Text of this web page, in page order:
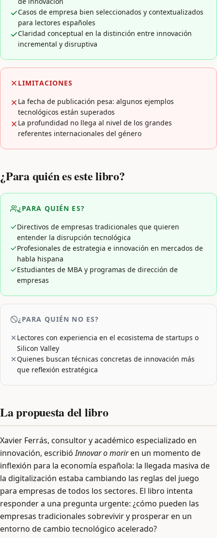
Casos de empresa bien seleccionados y contextualizados
para lectores españoles
Claridad conceptual en la distinción entre innovación
incremental y disruptiva
LIMITACIONES
La fecha de publicación pesa: algunos ejemplos
tecnológicos están superados
La profundidad no llega al nivel de los grandes
referentes internacionales del género
¿Para quién es este libro?
¿PARA QUIÉN ES?
Directivos de empresas tradicionales que quieren
entender la disrupción tecnológica
Profesionales de estrategia e innovación en mercados de
habla hispana
Estudiantes de MBA y programas de dirección de
empresas
¿PARA QUIÉN NO ES?
Lectores con experiencia en el ecosistema de startups o
Silicon Valley
Quienes buscan técnicas concretas de innovación más
que reflexión estratégica
La propuesta del libro
Xavier Ferrás, consultor y académico especializado en
innovación, escribióInnovar o moriren un momento de
inflexión para la economía española: la llegada masiva de
la digitalización estaba cambiando las reglas del juego
para empresas de todos los sectores. El libro intenta
responder a una pregunta urgente: ¿cómo pueden las
empresas tradicionales sobrevivir y prosperar en un
entorno de cambio tecnológico acelerado?